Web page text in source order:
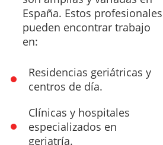
España. Estos profesionales
pueden encontrar trabajo
en:
Residencias geriátricas y
centros de día.
Clínicas y hospitales
especializados en
geriatría.